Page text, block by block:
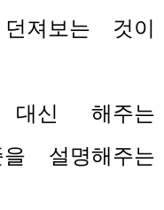
져보는 것이
신 해주는
설명해주는